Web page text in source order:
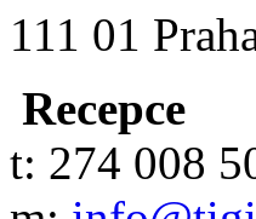
111 01
Recepce
t: 274 008